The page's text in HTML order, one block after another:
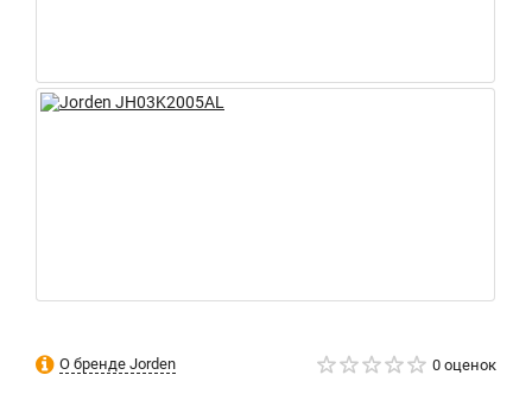
О бренде Jorden 0 оценок